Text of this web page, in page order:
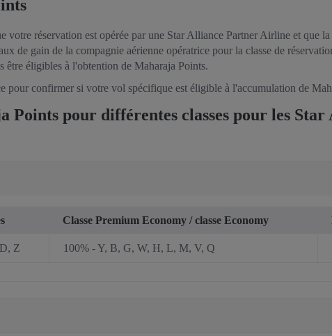
votre réservation est opérée par une Star Alliance Partner Airline et que
de gain de la compagnie aérienne opératrice pour la classe de
être éligibles à l'obtention de Maharaja Points.
pour confirmer si votre vol spécifique est éligible à l'accumulation de
Points pour différentes classes pour les
Classe Premium Economy / classe Economy
Z 100% - Y, B, G, W, H, L, M, V, Q